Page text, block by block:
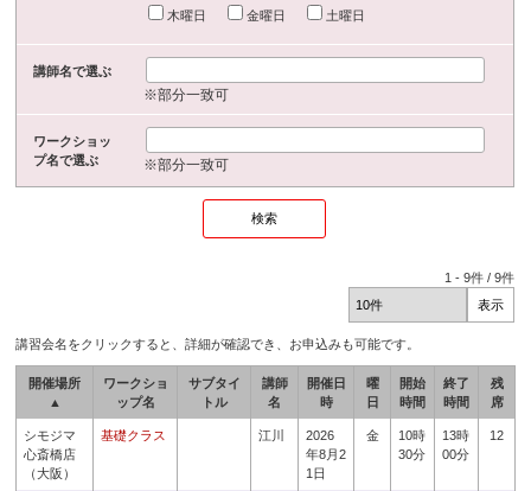
木曜日
金曜日 土曜日
講師名で選ぶ
※部分一致可
ワークショッ
プ名で選ぶ
※部分一致可
1 -9件 /9件
講習会名をクリックすると、詳細が確認でき、お申込みも可能です。
開催場所
▲
ワークショ
ップ名
サブタイ
トル
講師
名
開催日
時
曜
日
開始
時間
終了
時間
残
席
シモジマ
心斎橋店
（大阪）
基礎クラス 江川
2026
年8月2
1日
金
10時
30分
13時
00分
12